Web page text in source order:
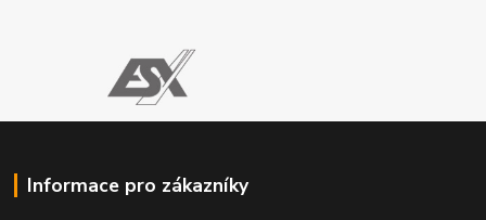
Informace pro zákazníky